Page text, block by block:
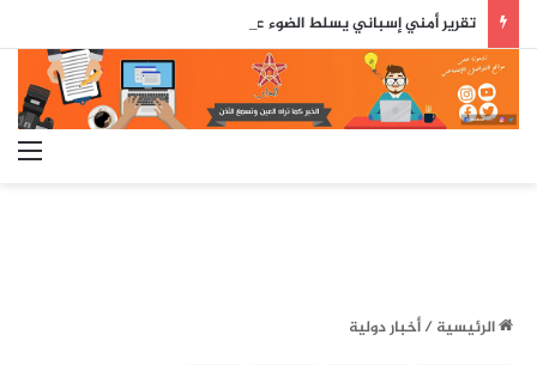
الرئيسية/أخبار دولية